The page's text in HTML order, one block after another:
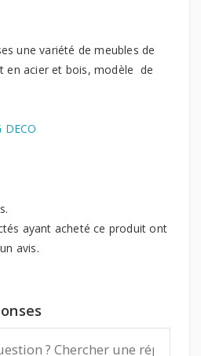
une variété de meubles de
en acier et bois, modèle de
ayant acheté ce produit ont
avis.